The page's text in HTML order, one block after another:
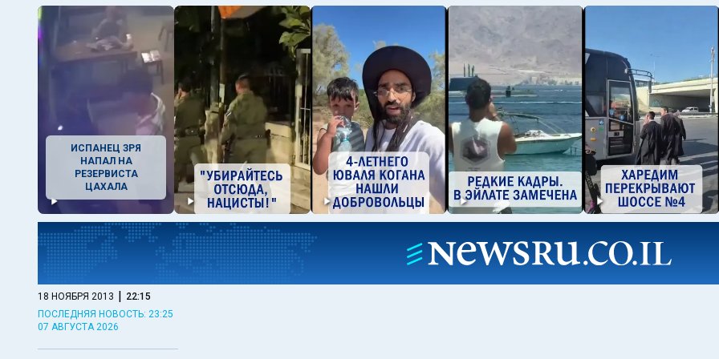
ИСПАНЕЦ ЗРЯ
НАПАЛ НА
РЕЗЕРВИСТА
ЦАХАЛА
18 НОЯБРЯ 2013 | 22:15
ПОСЛЕДНЯЯ НОВОСТЬ: 23:25
07 АВГУСТА 2026